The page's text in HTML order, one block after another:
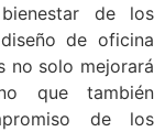
de los
de oficina
no solo mejorará
que también
de los